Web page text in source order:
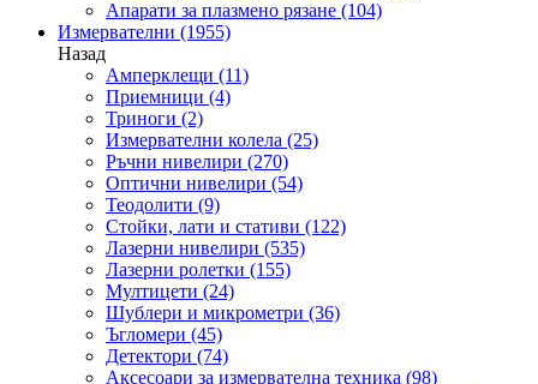
Апарати за плазмено рязане (104)
Измервателни (1955)
Назад
Амперклещи (11)
Приемници (4)
Триноги (2)
Измервателни колела (25)
Ръчни нивелири (270)
Оптични нивелири (54)
Теодолити (9)
Стойки, лати и стативи (122)
Лазерни нивелири (535)
Лазерни ролетки (155)
Мултицети (24)
Шублери и микрометри (36)
Ъгломери (45)
Детектори (74)
Аксесоари за измервателна техника (98)